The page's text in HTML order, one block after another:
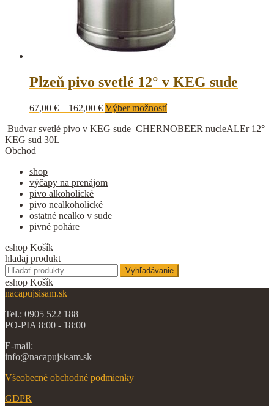
Plzeň pivo svetlé 12° v KEG sude
67,00 € – 162,00 € Výber možností
Budvar svetlé pivo v KEG sude CHERNOBEER nucleALEr 12°
KEG sud 30L
Obchod
shop
výčapy na prenájom
pivo alkoholické
pivo nealkoholické
ostatné nealko v sude
pivné poháre
eshop Košík
hladaj produkt
Hľadať:
Vyhľadávanie
eshop Košík
nacapujsisam.sk
Tel.: 0905 522 188
PO-PIA 8:00 - 18:00
E-mail:
info@nacapujsisam.sk
Všeobecné obchodné podmienky
GDPR